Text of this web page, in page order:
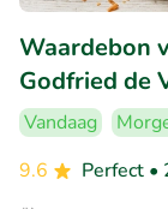
Waardebon
Godfried de
Vandaag
9.6
Perfect •